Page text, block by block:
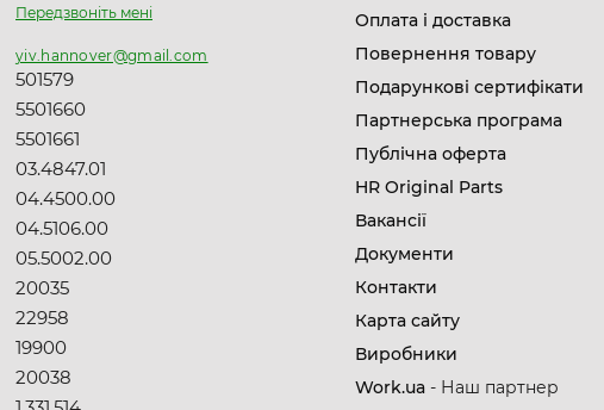
Передзвоніть мені
yiv.hannover@gmail.com
501579
5501660
5501661
03.4847.01
04.4500.00
04.5106.00
05.5002.00
20035
22958
19900
20038
Оплата і доставка
Повернення товару
Подарункові сертифікати
Партнерська програма
Публічна оферта
HR Original Parts
Вакансії
Документи
Контакти
Карта сайту
Виробники
Work.ua - Наш партнер